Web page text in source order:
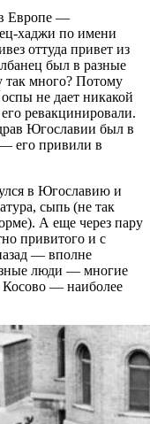
Европе —
хаджи по имени
оттуда привет из
был в разные
так много? Потому
не дает никакой
ревакцинировали.
Югославии был в
его привили в
в Югославию и
сыпь (не так
А еще через пару
привитого и с
— вполне
люди — многие
Косово — наиболее